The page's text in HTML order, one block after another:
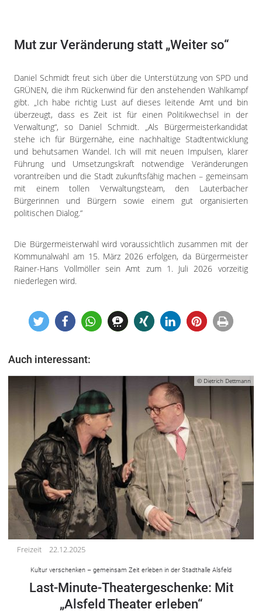
Mut zur Veränderung statt „Weiter so“
Daniel Schmidt freut sich über die Unterstützung von SPD und
GRÜNEN, die ihm Rückenwind für den anstehenden Wahlkampf
gibt. „Ich habe richtig Lust auf dieses leitende Amt und bin
überzeugt, dass es Zeit ist für einen Politikwechsel in der
Verwaltung“, so Daniel Schmidt. „Als Bürgermeisterkandidat
stehe ich für Bürgernähe, eine nachhaltige Stadtentwicklung
und behutsamen Wandel. Ich will mit neuen Impulsen, klarer
Führung und Umsetzungskraft notwendige Veränderungen
vorantreiben und die Stadt zukunftsfähig machen – gemeinsam
mit einem tollen Verwaltungsteam, den Lauterbacher
Bürgerinnen und Bürgern sowie einem gut organisierten
politischen Dialog.“
Die Bürgermeisterwahl wird voraussichtlich zusammen mit der
Kommunalwahl am 15. März 2026 erfolgen, da Bürgermeister
Rainer-Hans Vollmöller sein Amt zum 1. Juli 2026 vorzeitig
niederlegen wird.
Auch interessant:
© Dietrich Dettmann
Freizeit 22.12.2025
Kultur verschenken – gemeinsam Zeit erleben in der Stadthalle Alsfeld
Last-Minute-Theatergeschenke: Mit
„Alsfeld Theater erleben“